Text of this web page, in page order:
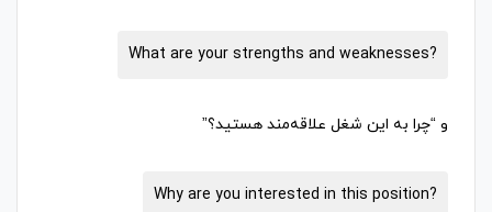
What are your strengths and weaknesses?
و “چرا به این شغل علاقه‌مند هستید؟”
Why are you interested in this position?